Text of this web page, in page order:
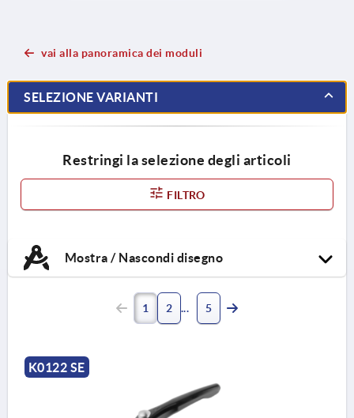
vai alla panoramica dei moduli
SELEZIONE VARIANTI
Restringi la selezione degli articoli
FILTRO
Mostra / Nascondi disegno
1 2 5
K0122 SE